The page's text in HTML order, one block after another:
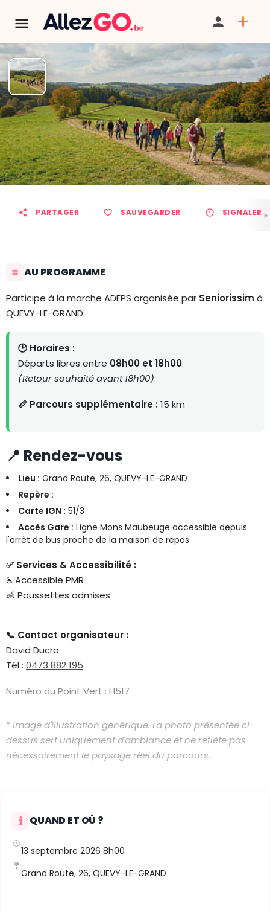
Marche ADEPS à QUEVY-LE-
GRAND
TÉLÉPHONE
PARTAGER SAUVEGARDER SIGNALER
AU PROGRAMME
Participe à la marche ADEPS organisée par Seniorissim à
QUEVY-LE-GRAND.
🕒 Horaires :
Départs libres entre 08h00 et 18h00.
(Retour souhaité avant 18h00)
📏 Parcours supplémentaire :15 km
📍 Rendez-vous
Lieu : Grand Route, 26, QUEVY-LE-GRAND
Repère :
Carte IGN : 51/3
Accès Gare : Ligne Mons Maubeuge accessible depuis
l'arrêt de bus proche de la maison de repos
✅ Services & Accessibilité :
♿ Accessible PMR
👶 Poussettes admises
📞 Contact organisateur :
David Ducro
Tél : 0473 882 195
Numéro du Point Vert : H517
* Image d'illustration générique. La photo présentée ci-
dessus sert uniquement d'ambiance et ne reflète pas
nécessairement le paysage réel du parcours.
QUAND ET OÙ ?
13 septembre 2026 8h00
Grand Route, 26, QUEVY-LE-GRAND